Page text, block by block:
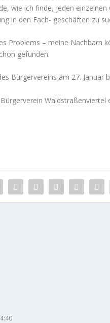
wie ich finde, jeden
in den Fach- geschäften zu
Problems – meine Nachbarn
gefunden.
Bürgervereins am 27. Januar
Waldstraßenviertel